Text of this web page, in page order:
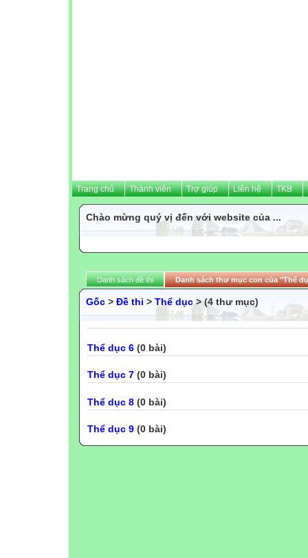
Trang chủ Thành viên Trợ giúp Liên hệ TKB
Chào mừng quý vị đến với website của ...
Danh sách đề thi Danh sách thư mục con của "Thể
Gốc > Đề thi > Thể dục> (4 thư mục)
Thể dục 6 (0 bài)
Thể dục 7 (0 bài)
Thể dục 8 (0 bài)
Thể dục 9 (0 bài)